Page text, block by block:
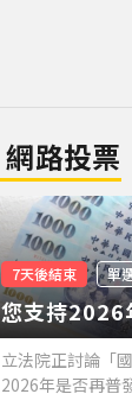
網路投票
7天後結束 單
您支持2026
立法院正討論「
2026年是否再普